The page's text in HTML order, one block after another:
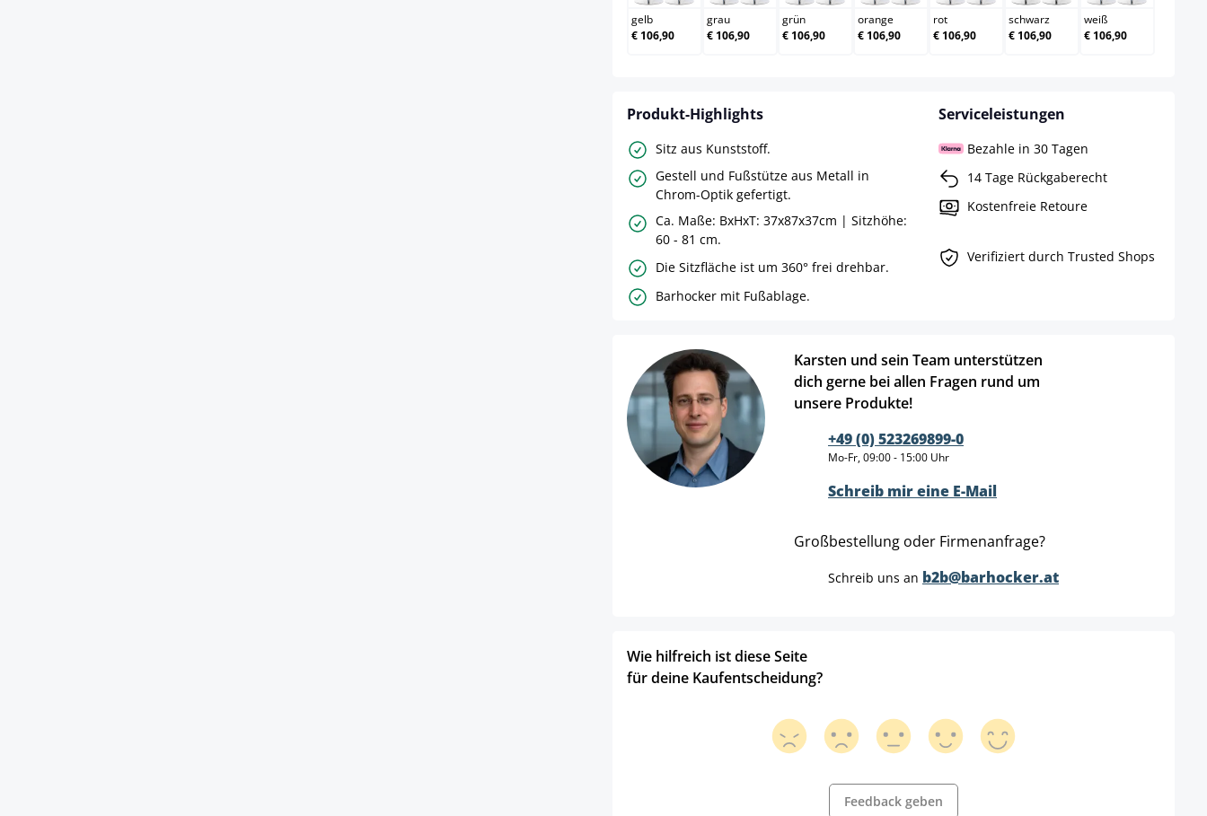
gelb
€ 106,90
grau
€ 106,90
grün
€ 106,90
orange
€ 106,90
rot
€ 106,90
schwarz
€ 106,90
weiß
€ 106,90
Produkt-Highlights
Sitz aus Kunststoff.
Gestell und Fußstütze aus Metall in
Chrom-Optik gefertigt.
Ca. Maße: BxHxT: 37x87x37cm | Sitzhöhe:
60 - 81 cm.
Die Sitzfläche ist um 360° frei drehbar.
Barhocker mit Fußablage.
Serviceleistungen
Bezahle in 30 Tagen
14 Tage Rückgaberecht
Kostenfreie Retoure
Verifiziert durch Trusted Shops
Karsten und sein Team unterstützen
dich gerne bei allen Fragen rund um
unsere Produkte!
+49 (0) 523269899-0
Mo-Fr, 09:00 - 15:00 Uhr
Schreib mir eine E-Mail
Großbestellung oder Firmenanfrage?
Schreib uns an b2b@barhocker.at
Wie hilfreich ist diese Seite
für deine Kaufentscheidung?
Feedback geben